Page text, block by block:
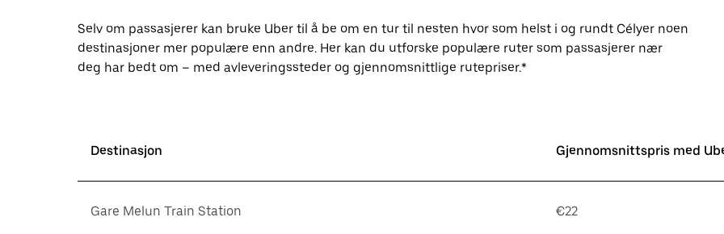
Selv om passasjerer kan bruke Uber til å be om en tur til nesten hvor som helst i og rundt Célyer noen
destinasjoner mer populære enn andre. Her kan du utforske populære ruter som passasjerer nær
deg har bedt om – med avleveringssteder og gjennomsnittlige rutepriser.*
Destinasjon Gjennomsnittspris med
Gare Melun Train Station €22